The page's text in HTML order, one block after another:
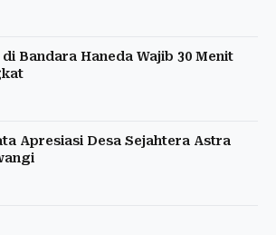
Bandara Haneda Wajib 30 Menit
Apresiasi Desa Sejahtera Astra